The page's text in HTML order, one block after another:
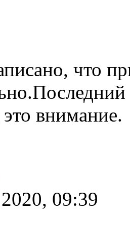
что
внимание.
09:39